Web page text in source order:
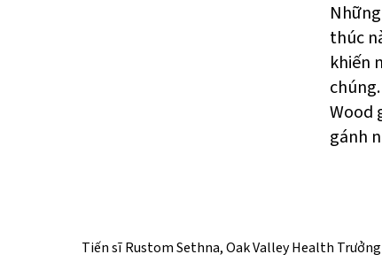
thúc
khiến
Wood
gánh
Tiến sĩ Rustom Sethna, Oak Valley Health